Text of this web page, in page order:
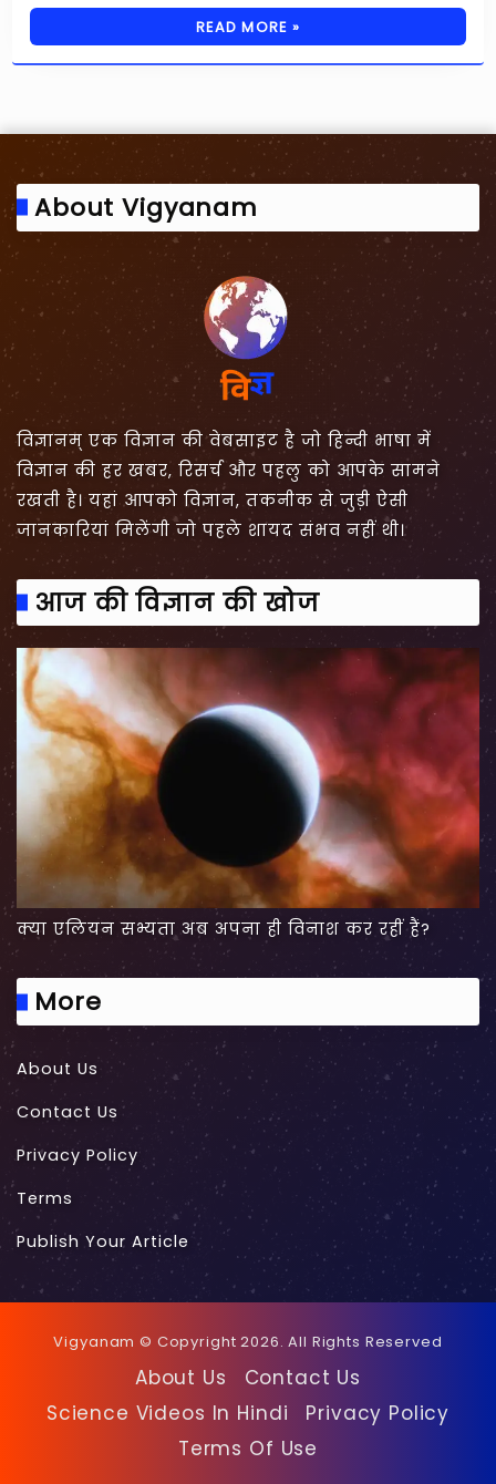
READ MORE »
About Vigyanam
विज्ञानम् एक विज्ञान की वेबसाइट है जो हिन्दी भाषा में
विज्ञान की हर खबर, रिसर्च और पहलु को आपके सामने
रखती है। यहां आपको विज्ञान, तकनीक से जुड़ी ऐसी
जानकारियां मिलेंगी जो पहले शायद संभव नहीं थी।
आज की विज्ञान की खोज
क्या एलियन सभ्यता अब अपना ही विनाश कर रहीं हैं?
More
About Us
Contact Us
Privacy Policy
Terms
Publish Your Article
Vigyanam © Copyright 2026. All Rights Reserved
About Us
Contact Us
Science Videos In Hindi
Privacy Policy
Terms Of Use